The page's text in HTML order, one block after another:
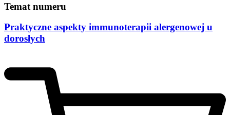
Temat numeru
Praktyczne aspekty immunoterapii alergenowej u
dorosłych